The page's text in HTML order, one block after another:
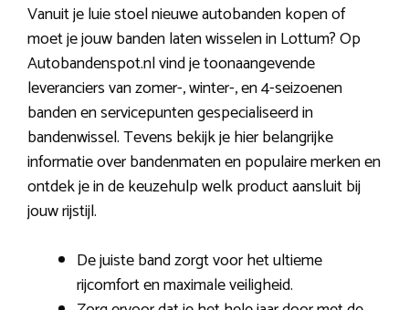
Vanuit je luie stoel nieuwe autobanden kopen of
moet je jouw banden laten wisselen in Lottum? Op
Autobandenspot.nl vind je toonaangevende
leveranciers van zomer-, winter-, en 4-seizoenen
banden en servicepunten gespecialiseerd in
bandenwissel. Tevens bekijk je hier belangrijke
informatie over bandenmaten en populaire merken en
ontdek je in de keuzehulp welk product aansluit bij
jouw rijstijl.
De juiste band zorgt voor het ultieme
rijcomfort en maximale veiligheid.